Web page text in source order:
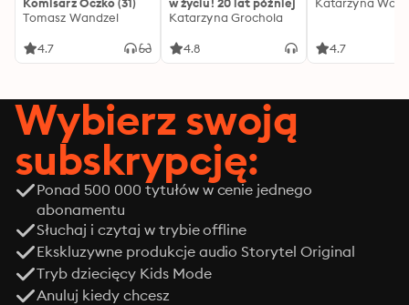
Tomasz Wandzel
4.7
Katarzyna Grochola
4.8 4.7
Wybierz swoją
subskrypcję:
Ponad 500 000 tytułów w cenie jednego
abonamentu
Słuchaj i czytaj w trybie offline
Ekskluzywne produkcje audio Storytel Original
Tryb dziecięcy Kids Mode
Anuluj kiedy chcesz